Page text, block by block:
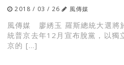
2018 / 03 / 26 風傳媒
風傳媒 廖綉玉 羅斯總統大選將
統普京去年12月宣布脫黨，以獨
京的 […]